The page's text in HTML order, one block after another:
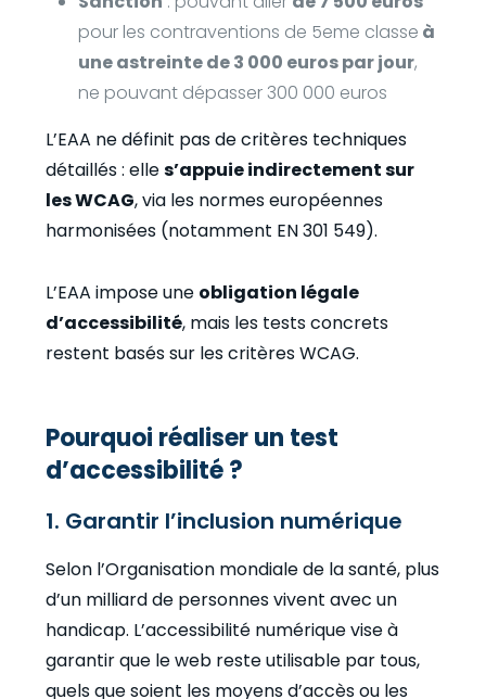
pour les contraventions de 5eme classe à
une astreinte de 3 000 euros par jour,
ne pouvant dépasser 300 000 euros
L’EAA ne définit pas de critères techniques
détaillés : elles’appuie indirectement sur
les WCAG, via les normes européennes
harmonisées (notamment EN 301 549).
L’EAA impose une obligation légale
d’accessibilité, mais les tests concrets
restent basés sur les critères WCAG.
Pourquoi réaliser un test
d’accessibilité ?
1. Garantir l’inclusion numérique
Selon l’Organisation mondiale de la santé, plus
d’un milliard de personnes vivent avec un
handicap. L’accessibilité numérique vise à
garantir que le web reste utilisable par tous,
quels que soient les moyens d’accès ou les